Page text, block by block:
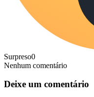
Surpreso0
Nenhum comentário
Deixe um comentário